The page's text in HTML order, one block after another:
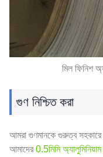
মিল ফিনিশ
গুণ নিশ্চিত করা
আমরা গুণমানকে গুরুত্ব সহকারে
আমাদের0.5মিমি